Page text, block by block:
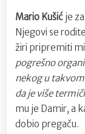
Mario Kušić je
Njegovi se
žiri pripremiti
pogrešno
nekog u
da je više
mu je Damir, a
dobio pregaču.